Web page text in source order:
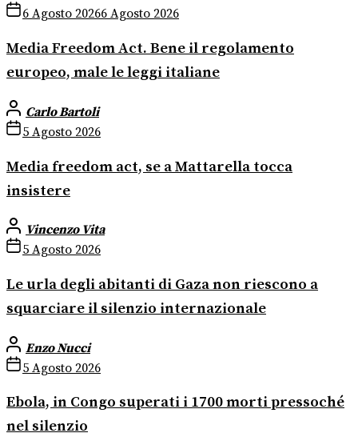
6 Agosto 20266 Agosto 2026
Media Freedom Act. Bene il regolamento
europeo, male le leggi italiane
Carlo Bartoli
5 Agosto 2026
Media freedom act, se a Mattarella tocca
insistere
Vincenzo Vita
5 Agosto 2026
Le urla degli abitanti di Gaza non riescono a
squarciare il silenzio internazionale
Enzo Nucci
5 Agosto 2026
Ebola, in Congo superati i 1700 morti pressoché
nel silenzio